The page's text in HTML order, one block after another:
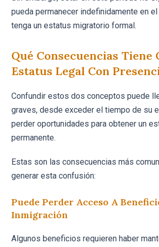
pueda permanecer indefinidamente en
tenga un estatus migratorio formal.
Qué Consecuencias
Estatus Legal Con
Confundir estos dos conceptos puede
graves, desde exceder el tiempo de su
perder oportunidades para obtener un
permanente.
Estas son las consecuencias más
generar esta confusión:
Puede Perder Acceso A
Inmigración
Algunos beneficios requieren haber